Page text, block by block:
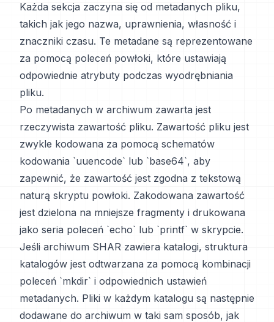
Każda sekcja zaczyna się od metadanych pliku,
takich jak jego nazwa, uprawnienia, własność i
znaczniki czasu. Te metadane są reprezentowane
za pomocą poleceń powłoki, które ustawiają
odpowiednie atrybuty podczas wyodrębniania
pliku.
Po metadanych w archiwum zawarta jest
rzeczywista zawartość pliku. Zawartość pliku jest
zwykle kodowana za pomocą schematów
kodowania `uuencode` lub `base64`, aby
zapewnić, że zawartość jest zgodna z tekstową
naturą skryptu powłoki. Zakodowana zawartość
jest dzielona na mniejsze fragmenty i drukowana
jako seria poleceń `echo` lub `printf` w skrypcie.
Jeśli archiwum SHAR zawiera katalogi, struktura
katalogów jest odtwarzana za pomocą kombinacji
poleceń `mkdir` i odpowiednich ustawień
metadanych. Pliki w każdym katalogu są następnie
dodawane do archiwum w taki sam sposób, jak